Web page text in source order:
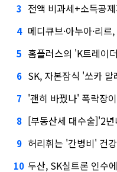
3 전액 비과세+소득공
4 메디큐브·아누아·리
5 홈플러스의 'K트레이
6 SK, 자본잠식 '쏘카
7 '괜히 바꿨나' 폭락장이
8 [부동산세 대수술]'2
9 허리휘는 '간병비' 건
10 두산, SK실트론 인수